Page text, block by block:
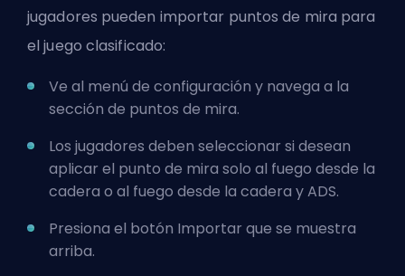
jugadores pueden importar puntos de mira para
el juego clasificado:
Ve al menú de configuración y navega a la
sección de puntos de mira.
Los jugadores deben seleccionar si desean
aplicar el punto de mira solo al fuego desde la
cadera o al fuego desde la cadera y ADS.
Presiona el botón Importar que se muestra
arriba.